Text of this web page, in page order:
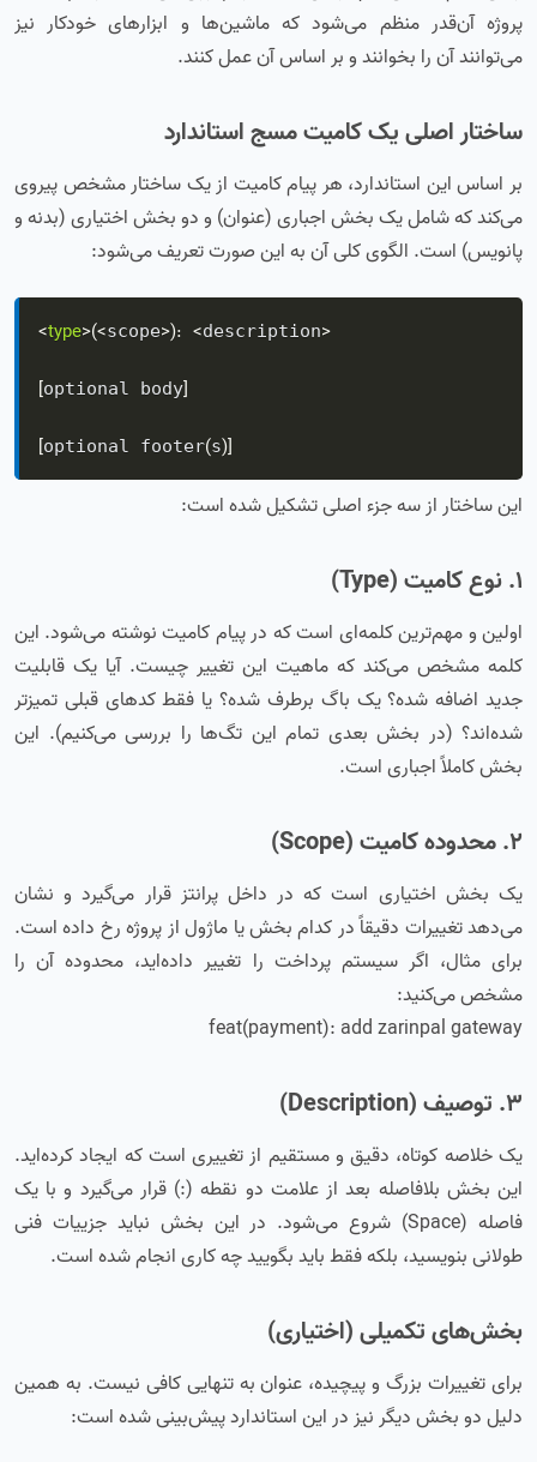
پروژه آن‌قدر منظم می‌شود که ماشین‌ها و ابزارهای خودکار نیز
می‌توانند آن را بخوانند و بر اساس آن عمل کنند.
ساختار اصلی یک کامیت مسج استاندارد
بر اساس این استاندارد، هر پیام کامیت از یک ساختار مشخص پیروی
می‌کند که شامل یک بخش اجباری (عنوان) و دو بخش اختیاری (بدنه و
پانویس) است. الگوی کلی آن به این صورت تعریف می‌شود:
<type>(<scope>): <description>
[optional body]
[optional footer(s)]
این ساختار از سه جزء اصلی تشکیل شده است:
۱. نوع کامیت (Type)
اولین و مهم‌ترین کلمه‌ای است که در پیام کامیت نوشته می‌شود. این
کلمه مشخص می‌کند که ماهیت این تغییر چیست. آیا یک قابلیت
جدید اضافه شده؟ یک باگ برطرف شده؟ یا فقط کدهای قبلی تمیزتر
شده‌اند؟ (در بخش بعدی تمام این تگ‌ها را بررسی می‌کنیم). این
بخش کاملاً اجباری است.
۲. محدوده کامیت (Scope)
یک بخش اختیاری است که در داخل پرانتز قرار می‌گیرد و نشان
می‌دهد تغییرات دقیقاً در کدام بخش یا ماژول از پروژه رخ داده است.
برای مثال، اگر سیستم پرداخت را تغییر داده‌اید، محدوده آن را
مشخص می‌کنید:
feat(payment): add zarinpal gateway
۳. توصیف (Description)
یک خلاصه کوتاه، دقیق و مستقیم از تغییری است که ایجاد کرده‌اید.
این بخش بلافاصله بعد از علامت دو نقطه (:) قرار می‌گیرد و با یک
فاصله (Space) شروع می‌شود. در این بخش نباید جزییات فنی
طولانی بنویسید، بلکه فقط باید بگویید چه کاری انجام شده است.
بخش‌های تکمیلی (اختیاری)
برای تغییرات بزرگ و پیچیده، عنوان به تنهایی کافی نیست. به همین
دلیل دو بخش دیگر نیز در این استاندارد پیش‌بینی شده است: